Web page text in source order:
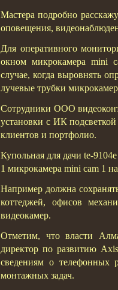
Мастера подробно
оповещения,
Для оперативного
окном микрокамера mini
случае, когда выровнять
лучевые трубки
Сотрудники ООО
установки с ИК
клиентов и портфолио.
Купольная для дачи te-
1 микрокамера mini cam 1
Например должна
коттеджей, офисов
видеокамер.
Отметим, что власти
директор по развитию
сведениям о
монтажных задач.